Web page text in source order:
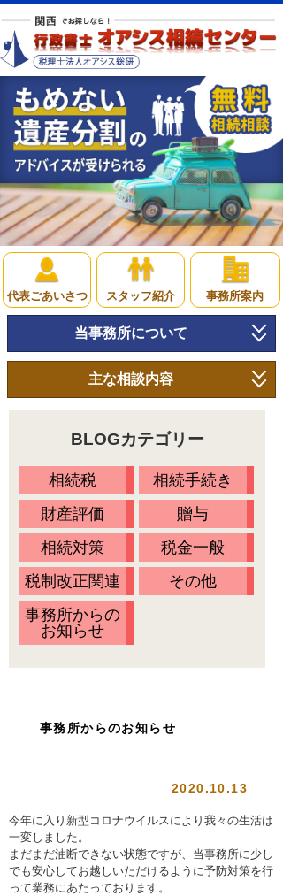
代表ごあいさつ スタッフ紹介 事務所案内
当事務所について
トップページ
相続の流れ
当事務所に依頼するメリット
無料相談会・セミナー情報
Ｑ&Ａ
お客様の声
プライバシーポリシー
スタッフ紹介
主な相談内容
相続方法の決定
相続放棄
相続税の申告
BLOGカテゴリー
相続税
相続手続き
財産評価
贈与
相続対策
税金一般
税制改正関連
その他
事務所からの
お知らせ
事務所からのお知らせ
2020.10.13
今年に入り新型コロナウイルスにより我々の生活は
一変しました。
まだまだ油断できない状態ですが、当事務所に少し
でも安心してお越しいただけるように予防対策を行
って業務にあたっております。